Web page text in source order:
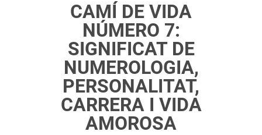
CAMÍ DE VIDA
NÚMERO 7:
SIGNIFICAT DE
NUMEROLOGIA,
PERSONALITAT,
CARRERA I VIDA
AMOROSA